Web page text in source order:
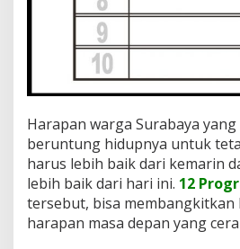
Harapan warga Surabaya
beruntung hidupnya untuk
harus lebih baik dari kemarin
lebih baik dari hari ini. 12
tersebut, bisa membangkitkan
harapan masa depan yang